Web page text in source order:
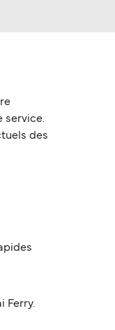
service.
des
Ferry.